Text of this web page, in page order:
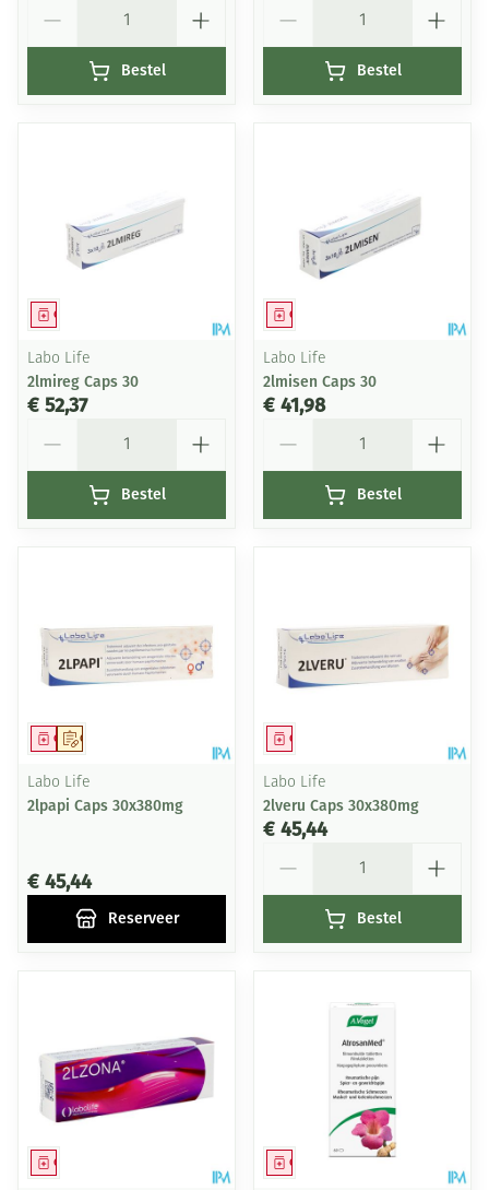
Bestel Bestel
Geneesmiddel
Labo Life
2lmireg Caps 30
€ 52,37
Bestel
Geneesmiddel
Labo Life
2lmisen Caps 30
€ 41,98
Bestel
Op voorschrift
Geneesmiddel
Labo Life
2lpapi Caps 30x380mg
€ 45,44
Reserveer
Geneesmiddel
Labo Life
2lveru Caps 30x380mg
€ 45,44
Bestel
Geneesmiddel Geneesmiddel